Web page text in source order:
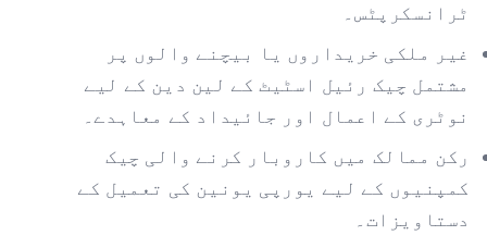
ٹرانسکرپٹس۔
غیر ملکی خریداروں یا بیچنے والوں پر
مشتمل چیک رئیل اسٹیٹ کے لین دین کے لیے
نوٹری کے اعمال اور جائیداد کے معاہدے۔
رکن ممالک میں کاروبار کرنے والی چیک
کمپنیوں کے لیے یورپی یونین کی تعمیل کے
دستاویزات۔